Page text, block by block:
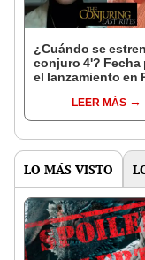
¿Cuándo se
conjuro 4'? Fecha
el lanzamiento en
Latinoamérica?
LEER MÁS
LO MÁS VISTO